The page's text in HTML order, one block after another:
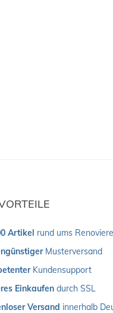
Artikel rund ums
Musterversand
Kundensupport
Einkaufen durch SSL
Versand innerhalb